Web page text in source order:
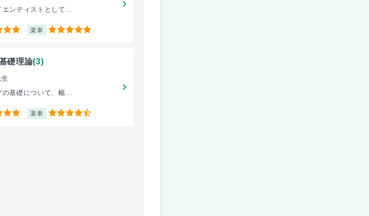
エンティストとして...
楽単 5
礎理論(3)
の基礎について、幅...
楽単 4.5